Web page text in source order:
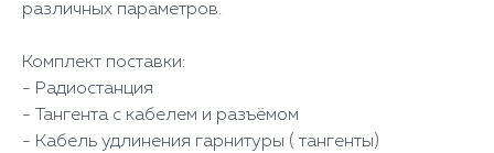
различных параметров.
Комплект поставки:
- Радиостанция
- Тангента с кабелем и разъёмом
- Кабель удлинения гарнитуры ( тангенты)